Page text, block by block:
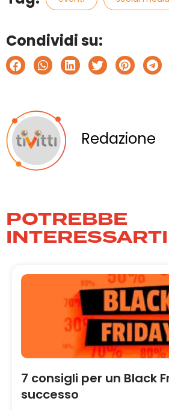
Condividi su:
Redazione
POTREBBE
INTERESSARTI
7 consigli per un Black
successo